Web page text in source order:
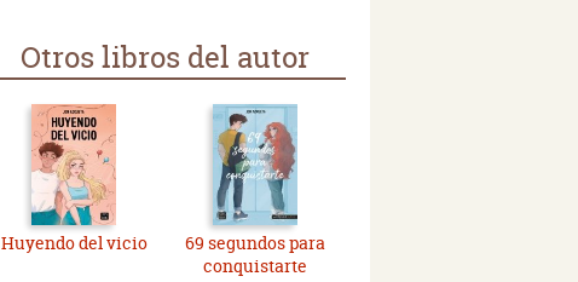
Otros libros del autor
Huyendo del vicio
69 segundos para
conquistarte